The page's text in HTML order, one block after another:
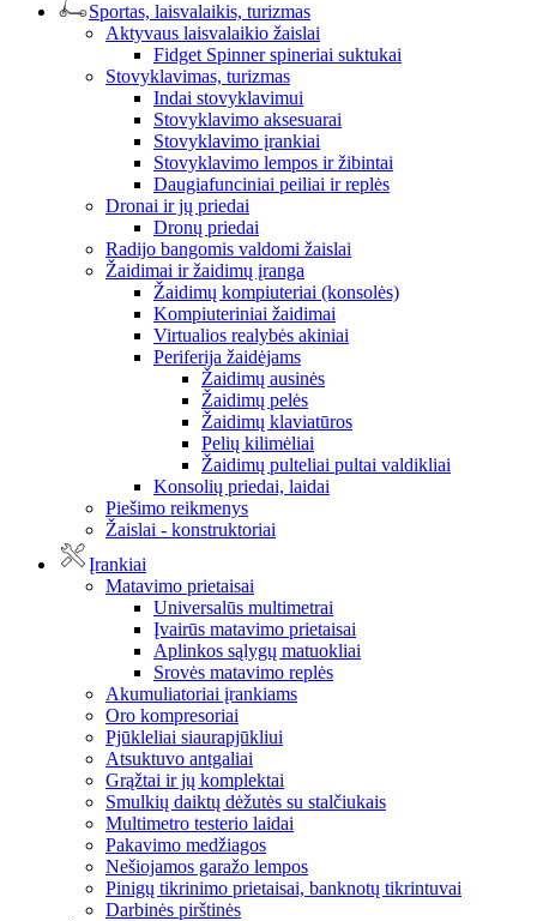
Sportas, laisvalaikis, turizmas
Aktyvaus laisvalaikio žaislai
Fidget Spinner spineriai suktukai
Stovyklavimas, turizmas
Indai stovyklavimui
Stovyklavimo aksesuarai
Stovyklavimo įrankiai
Stovyklavimo lempos ir žibintai
Daugiafunciniai peiliai ir replės
Dronai ir jų priedai
Dronų priedai
Radijo bangomis valdomi žaislai
Žaidimai ir žaidimų įranga
Žaidimų kompiuteriai (konsolės)
Kompiuteriniai žaidimai
Virtualios realybės akiniai
Periferija žaidėjams
Žaidimų ausinės
Žaidimų pelės
Žaidimų klaviatūros
Pelių kilimėliai
Žaidimų pulteliai pultai valdikliai
Konsolių priedai, laidai
Piešimo reikmenys
Žaislai - konstruktoriai
Įrankiai
Matavimo prietaisai
Universalūs multimetrai
Įvairūs matavimo prietaisai
Aplinkos sąlygų matuokliai
Srovės matavimo replės
Akumuliatoriai įrankiams
Oro kompresoriai
Pjūkleliai siaurapjūkliui
Atsuktuvo antgaliai
Grąžtai ir jų komplektai
Smulkių daiktų dėžutės su stalčiukais
Multimetro testerio laidai
Pakavimo medžiagos
Nešiojamos garažo lempos
Pinigų tikrinimo prietaisai, banknotų tikrintuvai
Darbinės pirštinės